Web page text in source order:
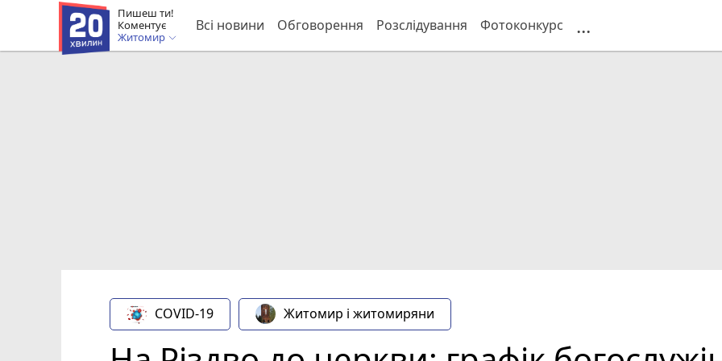
Пишеш ти!
Коментує
Житомир
Всі новини Обговорення Розслідування Фотоконкурс ...
COVID-19 Житомир і житомиряни